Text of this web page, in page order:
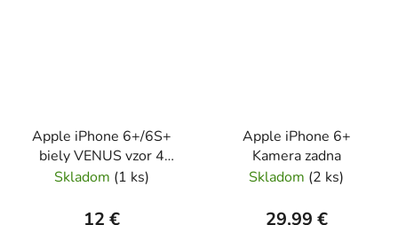
Apple iPhone 6+/6S+
biely VENUS vzor 4
(Art)
Skladom (1 ks)
12 €
Apple iPhone 6+
Kamera zadna
Skladom (2 ks)
29,99 €